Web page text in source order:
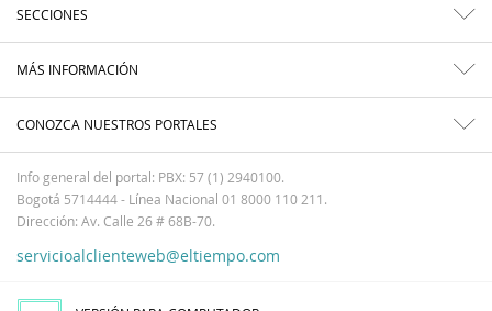
SECCIONES
MÁS INFORMACIÓN
CONOZCA NUESTROS PORTALES
Info general del portal: PBX: 57 (1) 2940100.
Bogotá 5714444 - Línea Nacional 01 8000 110 211.
Dirección: Av. Calle 26 # 68B-70.
servicioalclienteweb@eltiempo.com